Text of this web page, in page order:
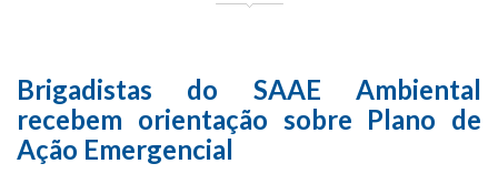
Brigadistas do SAAE Ambiental
recebem orientação sobre Plano de
Ação Emergencial